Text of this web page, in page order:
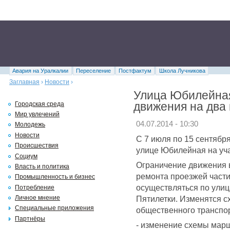
Авария на Уралкалии Переселение Постфактум
Школа Лучникова
Заглавная › Новости ›
Улица
движения на два
04.07.2014 - 10:30
С 7 июля по 15
улице Юбилейная на
Ограничение движения
ремонта проезжей
осуществляться по
Пятилетки. Изменятся
общественного
- изменение схемы
Городская среда
Мир увлечений
Молодежь
Новости
Происшествия
Социум
Власть и политика
Промышленность и бизнес
Потребление
Личное мнение
Специальные приложения
Партнёры